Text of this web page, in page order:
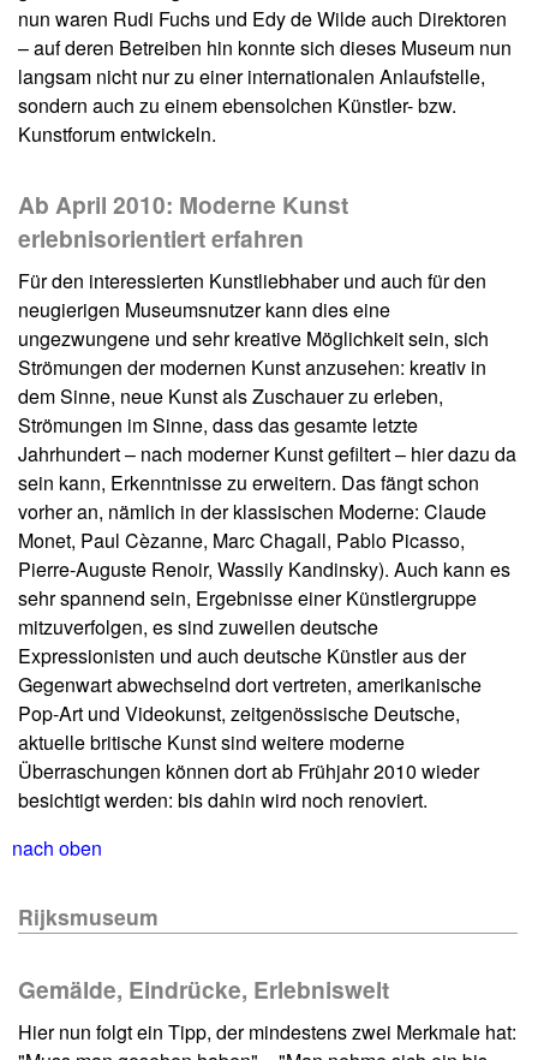
nun waren Rudi Fuchs und Edy de Wilde auch Direktoren
– auf deren Betreiben hin konnte sich dieses Museum nun
langsam nicht nur zu einer internationalen Anlaufstelle,
sondern auch zu einem ebensolchen Künstler- bzw.
Kunstforum entwickeln.
Ab April 2010: Moderne Kunst
erlebnisorientiert erfahren
Für den interessierten Kunstliebhaber und auch für den
neugierigen Museumsnutzer kann dies eine
ungezwungene und sehr kreative Möglichkeit sein, sich
Strömungen der modernen Kunst anzusehen: kreativ in
dem Sinne, neue Kunst als Zuschauer zu erleben,
Strömungen im Sinne, dass das gesamte letzte
Jahrhundert – nach moderner Kunst gefiltert – hier dazu da
sein kann, Erkenntnisse zu erweitern. Das fängt schon
vorher an, nämlich in der klassischen Moderne: Claude
Monet, Paul Cèzanne, Marc Chagall, Pablo Picasso,
Pierre-Auguste Renoir, Wassily Kandinsky). Auch kann es
sehr spannend sein, Ergebnisse einer Künstlergruppe
mitzuverfolgen, es sind zuweilen deutsche
Expressionisten und auch deutsche Künstler aus der
Gegenwart abwechselnd dort vertreten, amerikanische
Pop-Art und Videokunst, zeitgenössische Deutsche,
aktuelle britische Kunst sind weitere moderne
Überraschungen können dort ab Frühjahr 2010 wieder
besichtigt werden: bis dahin wird noch renoviert.
nach oben
Rijksmuseum
Gemälde, Eindrücke, Erlebniswelt
Hier nun folgt ein Tipp, der mindestens zwei Merkmale hat: